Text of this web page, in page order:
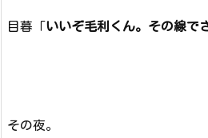
目暮「いいぞ毛利くん。その線で
その夜。